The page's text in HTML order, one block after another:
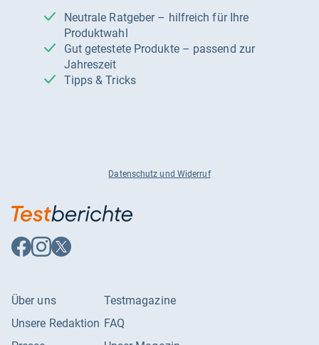
Neutrale Ratgeber – hilfreich für Ihre
Produktwahl
Gut getestete Produkte – passend zur
Jahreszeit
Tipps & Tricks
Datenschutz und Widerruf
Auf
Facebook
Auf
Instagram
Auf
X
Über uns
Unsere Redaktion
Testmagazine
FAQ